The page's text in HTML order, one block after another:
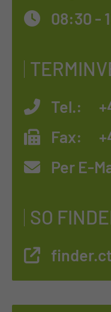
08:30 -
Tel.:
Fax:
Per E-
SO